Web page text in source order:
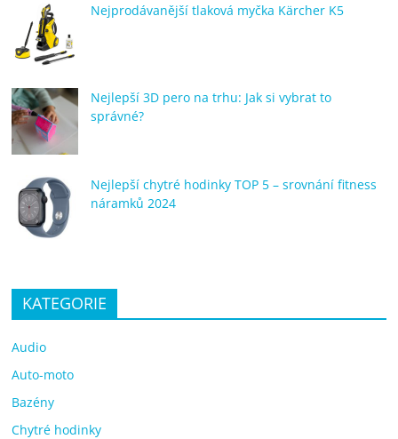
Nejprodávanější tlaková myčka Kärcher K5
Nejlepší 3D pero na trhu: Jak si vybrat to
správné?
Nejlepší chytré hodinky TOP 5 – srovnání fitness
náramků 2024
KATEGORIE
Audio
Auto-moto
Bazény
Chytré hodinky